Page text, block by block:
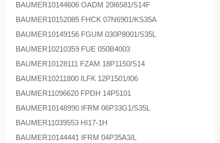
BAUMER10144606 OADM 20I6581/S14F
BAUMER10152085 FHCK 07N6901/KS35A
BAUMER10149156 FGUM 030P8001/S35L
BAUMER10210359 FUE 050B4003
BAUMER10128111 FZAM 18P1150/S14
BAUMER10211800 ILFK 12P1501/I06
BAUMER11096620 FPDH 14P5101
BAUMER10148990 IFRM 06P33G1/S35L
BAUMER11039553 HI17-1H
BAUMER10144441 IFRM 04P35A3/L